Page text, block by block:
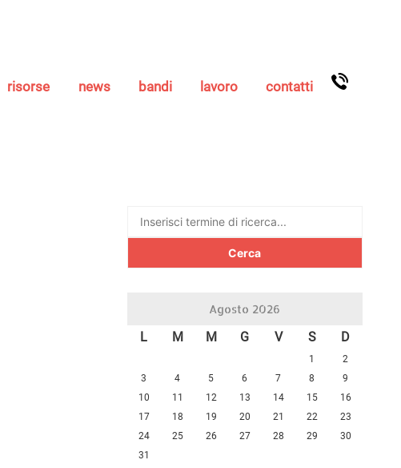
risorse news bandi lavoro contatti
Ricerca
Agosto 2026
L M M G V S D
1
2
3
4 5 6 7 8
9
10
11 12 13 14 15
16
17
18 19 20 21 22
23
24
25 26 27 28 29
30
31